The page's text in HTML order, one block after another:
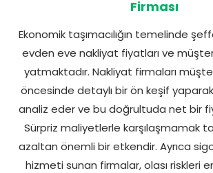
Firması
Ekonomik taşımacılığın temelinde
evden eve nakliyat fiyatları ve
yatmaktadır. Nakliyat firmaları
öncesinde detaylı bir ön keşif
analiz eder ve bu doğrultuda net bir
Sürpriz maliyetlerle karşılaşmamak
azaltan önemli bir etkendir. Ayrıca
hizmeti sunan firmalar, olası riskleri